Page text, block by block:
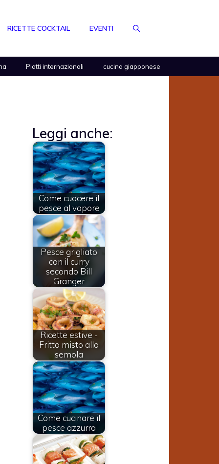
RICETTE COCKTAIL EVENTI
Piatti internazionali cucina giapponese
Leggi anche:
Come cuocere il
pesce al vapore
Pesce grigliato
con il curry
secondo Bill
Granger
Ricette estive -
Fritto misto alla
semola
Come cucinare il
pesce azzurro